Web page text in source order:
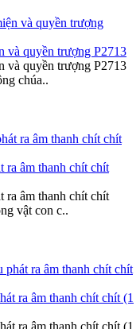
và quyền trượng P2713
và quyền trượng P2713
chúa..
âm thanh chít chít
âm thanh chít chít
vật con c..
ra âm thanh chít chít (1
ra âm thanh chít chít (1